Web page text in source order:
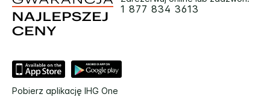
1 877 834 3613
Pobierz aplikację IHG One